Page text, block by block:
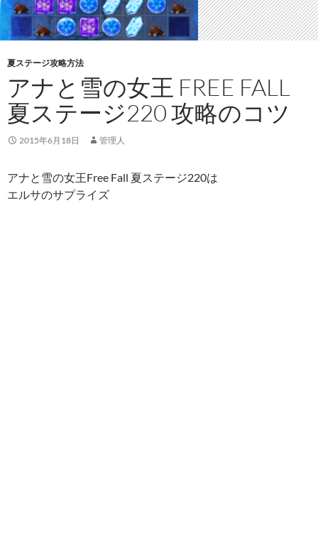
夏ステージ攻略方法
アナと雪の女王 FREE FALL
夏ステージ220 攻略のコツ
2015年6月18日 管理人
アナと雪の女王Free Fall 夏ステージ220は
エルサのサプライズ